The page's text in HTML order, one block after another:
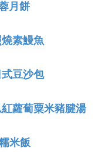
月餅
燒素鰻魚
式豆沙包
紅蘿蔔粟米豬腱湯
米飯